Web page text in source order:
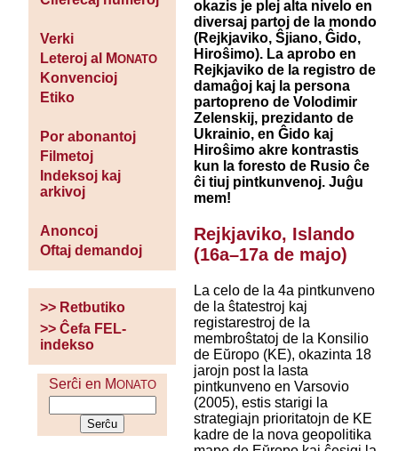
Verki
Leteroj al MONATO
Konvencioj
Etiko
Por abonantoj
Filmetoj
Indeksoj kaj
arkivoj
Anoncoj
Oftaj demandoj
>> Retbutiko
>> Ĉefa FEL-
indekso
Serĉi en MONATO
okazis je plej alta nivelo en
diversaj partoj de la mondo
(Rejkjaviko, Ŝjiano, Ĝido,
Hiroŝimo). La aprobo en
Rejkjaviko de la registro de
damaĝoj kaj la persona
partopreno de Volodimir
Zelenskij, prezidanto de
Ukrainio, en Ĝido kaj
Hiroŝimo akre kontrastis
kun la foresto de Rusio ĉe
ĉi tiuj pintkunvenoj. Juĝu
mem!
Rejkjaviko, Islando
(16a–17a de majo)
La celo de la 4a pintkunveno
de la ŝtatestroj kaj
registarestroj de la
membroŝtatoj de la Konsilio
de Eŭropo (KE), okazinta 18
jarojn post la lasta
pintkunveno en Varsovio
(2005), estis starigi la
strategiajn prioritatojn de KE
kadre de la nova geopolitika